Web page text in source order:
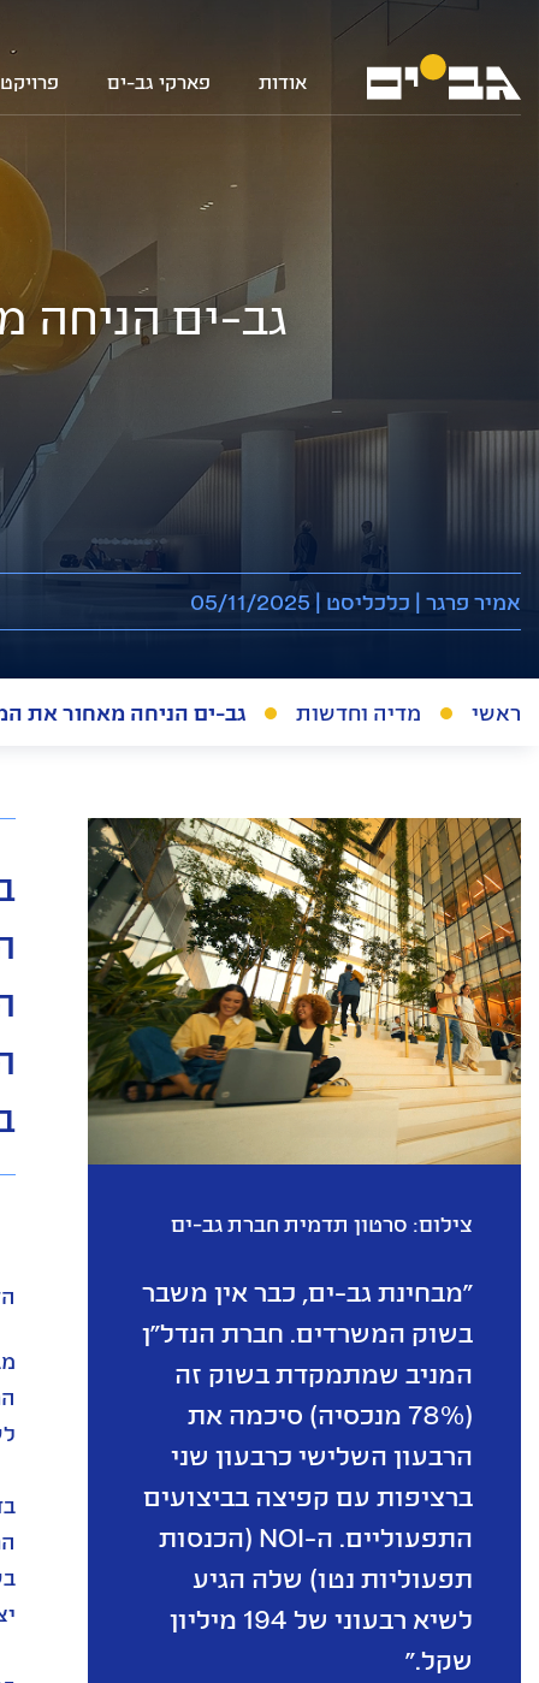
אודות פארקי גב-ים
גב-ים
אמיר פרגר | כלכליסט | 05/11/2025
ראשי מדיה וחדשות גב-ים הניחה מאחור את
צילום: סרטון תדמית חברת גב-ים
"מבחינת גב-ים, כבר אין משבר
בשוק המשרדים. חברת הנדל"ן
המניב שמתמקדת בשוק זה
(78% מנכסיה) סיכמה את
הרבעון השלישי כרבעון שני
ברציפות עם קפיצה בביצועים
התפעוליים. ה-NOI (הכנסות
תפעוליות נטו) שלה הגיע
לשיא רבעוני של 194 מיליון
שקל."